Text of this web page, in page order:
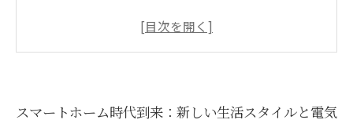
スマートデバイス導入の前に知っておきたい電
事の必要性
スマートホーム時代到来：新しい生活スタイルと電気